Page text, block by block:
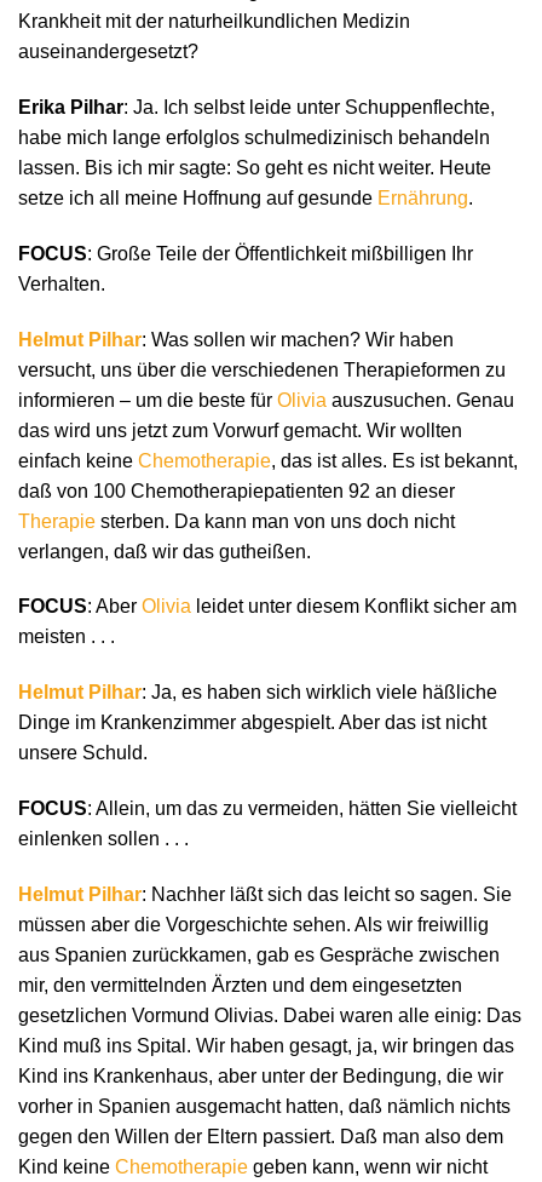
Krankheit mit der naturheilkundlichen Medizin
auseinandergesetzt?
Erika Pilhar: Ja. Ich selbst leide unter Schuppenflechte,
habe mich lange erfolglos schulmedizinisch behandeln
lassen. Bis ich mir sagte: So geht es nicht weiter. Heute
setze ich all meine Hoffnung auf gesunde Ernährung.
FOCUS: Große Teile der Öffentlichkeit mißbilligen Ihr
Verhalten.
Helmut Pilhar: Was sollen wir machen? Wir haben
versucht, uns über die verschiedenen Therapieformen zu
informieren – um die beste für Olivia auszusuchen. Genau
das wird uns jetzt zum Vorwurf gemacht. Wir wollten
einfach keine Chemotherapie, das ist alles. Es ist bekannt,
daß von 100 Chemotherapiepatienten 92 an dieser
Therapie sterben. Da kann man von uns doch nicht
verlangen, daß wir das gutheißen.
FOCUS: Aber Olivia leidet unter diesem Konflikt sicher am
meisten . . .
Helmut Pilhar: Ja, es haben sich wirklich viele häßliche
Dinge im Krankenzimmer abgespielt. Aber das ist nicht
unsere Schuld.
FOCUS: Allein, um das zu vermeiden, hätten Sie vielleicht
einlenken sollen . . .
Helmut Pilhar: Nachher läßt sich das leicht so sagen. Sie
müssen aber die Vorgeschichte sehen. Als wir freiwillig
aus Spanien zurückkamen, gab es Gespräche zwischen
mir, den vermittelnden Ärzten und dem eingesetzten
gesetzlichen Vormund Olivias. Dabei waren alle einig: Das
Kind muß ins Spital. Wir haben gesagt, ja, wir bringen das
Kind ins Krankenhaus, aber unter der Bedingung, die wir
vorher in Spanien ausgemacht hatten, daß nämlich nichts
gegen den Willen der Eltern passiert. Daß man also dem
Kind keine Chemotherapie geben kann, wenn wir nicht